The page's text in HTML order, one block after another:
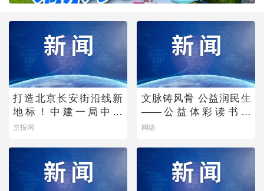
打造北京长安街沿线新
地标！中建一局中标
CBD核心区Z9地块项目
京报网
文脉铸风骨 公益润民生
——公益体彩读书会
《唐诗宋词中的功夫
网络